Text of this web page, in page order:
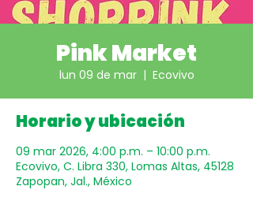
Pink Market
lun 09 de mar
  |
Ecovivo
Horario y ubicación
09 mar 2026, 4:00 p.m. – 10:00 p.m.
Ecovivo, C. Libra 330, Lomas Altas, 45128
Zapopan, Jal., México